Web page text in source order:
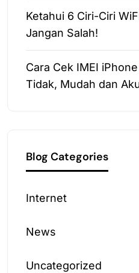
Ketahui 6 Ciri-Ciri
Jangan Salah!
Cara Cek IMEI
Tidak, Mudah dan
Blog Categories
Internet
News
Uncategorized